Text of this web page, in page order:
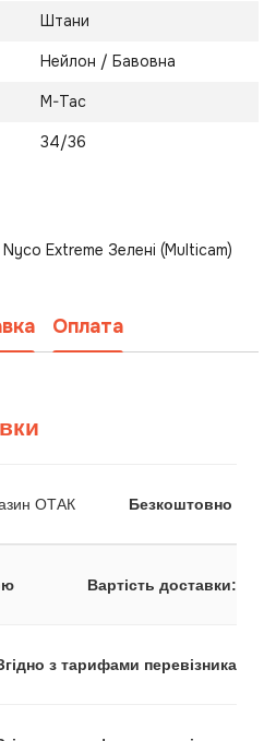
Штани
Нейлон / Бавовна
M-Tac
34/36
Extreme Зелені (Multicam)
Оплата
ОТАК Безкоштовно
Вартість доставки:
з тарифами перевізника